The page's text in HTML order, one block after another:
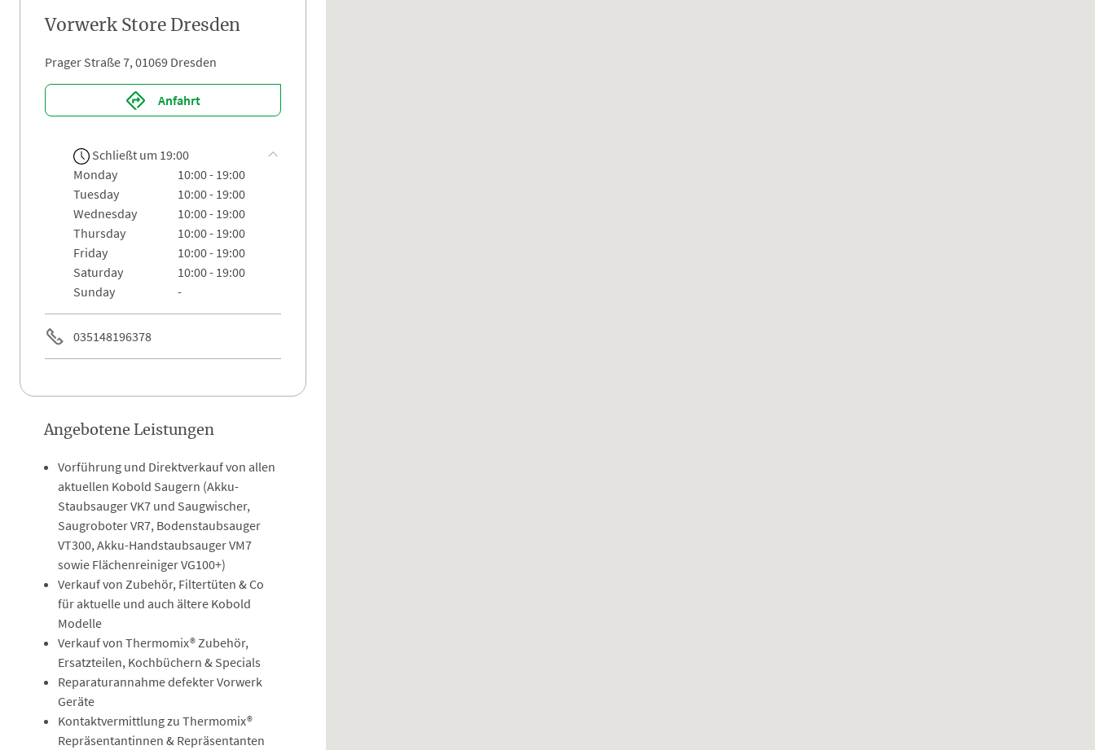
Vorwerk Store Dresden
Prager Straße 7, 01069 Dresden
Anfahrt
Schließt um 19:00
monday
10:00 - 19:00
tuesday
10:00 - 19:00
wednesday
10:00 - 19:00
thursday
10:00 - 19:00
friday
10:00 - 19:00
saturday
10:00 - 19:00
sunday
-
035148196378
Angebotene Leistungen
Vorführung und Direktverkauf von allen
aktuellen Kobold Saugern (Akku-
Staubsauger VK7 und Saugwischer,
Saugroboter VR7, Bodenstaubsauger
VT300, Akku-Handstaubsauger VM7
sowie Flächenreiniger VG100+)
Verkauf von Zubehör, Filtertüten & Co
für aktuelle und auch ältere Kobold
Modelle
Verkauf von Thermomix® Zubehör,
Ersatzteilen, Kochbüchern & Specials
Reparaturannahme defekter Vorwerk
Geräte
Kontaktvermittlung zu Thermomix®
Repräsentantinnen & Repräsentanten